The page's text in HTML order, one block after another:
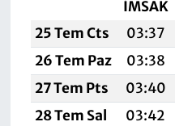
İMSAK
25 Tem Cts
03:37
26 Tem Paz
03:38
27 Tem Pts
03:40
28 Tem Sal
03:42